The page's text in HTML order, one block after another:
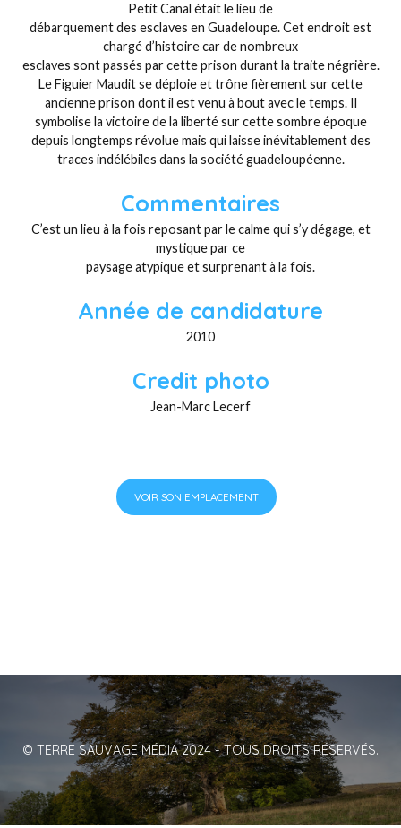
Petit Canal était le lieu de
débarquement des esclaves en Guadeloupe. Cet endroit est
chargé d’histoire car de nombreux
esclaves sont passés par cette prison durant la traite négrière.
Le Figuier Maudit se déploie et trône fièrement sur cette
ancienne prison dont il est venu à bout avec le temps. Il
symbolise la victoire de la liberté sur cette sombre époque
depuis longtemps révolue mais qui laisse inévitablement des
traces indélébiles dans la société guadeloupéenne.
Commentaires
C’est un lieu à la fois reposant par le calme qui s’y dégage, et
mystique par ce
paysage atypique et surprenant à la fois.
Année de candidature
2010
Credit photo
Jean-Marc Lecerf
VOIR SON EMPLACEMENT
© TERRE SAUVAGE MÉDIA 2024 - TOUS DROITS RÉSERVÉS.